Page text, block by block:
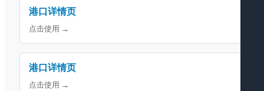
港口详情页
点击使用 →
港口详情页
点击使用 →